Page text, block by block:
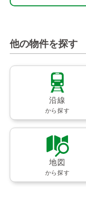
他の物件を探す
沿線
から探す
地図
から探す